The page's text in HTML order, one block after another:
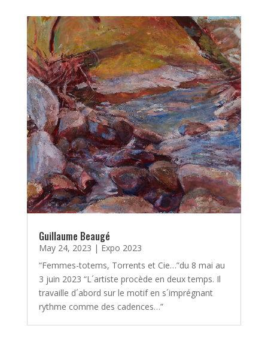
Guillaume Beaugé
May 24, 2023 | Expo 2023
“Femmes-totems, Torrents et Cie…”du 8 mai au
3 juin 2023 “L´artiste procède en deux temps. Il
travaille d´abord sur le motif en s´imprégnant
rythme comme des cadences…”